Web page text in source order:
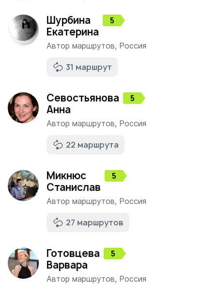
Шурбина
Екатерина
5
Автор маршрутов, Россия
31 маршрут
Севостьянова
Анна
5
Автор маршрутов, Россия
22 маршрута
Микнюс
Станислав
5
Автор маршрутов, Россия
27 маршрутов
Готовцева
Варвара
5
Автор маршрутов, Россия